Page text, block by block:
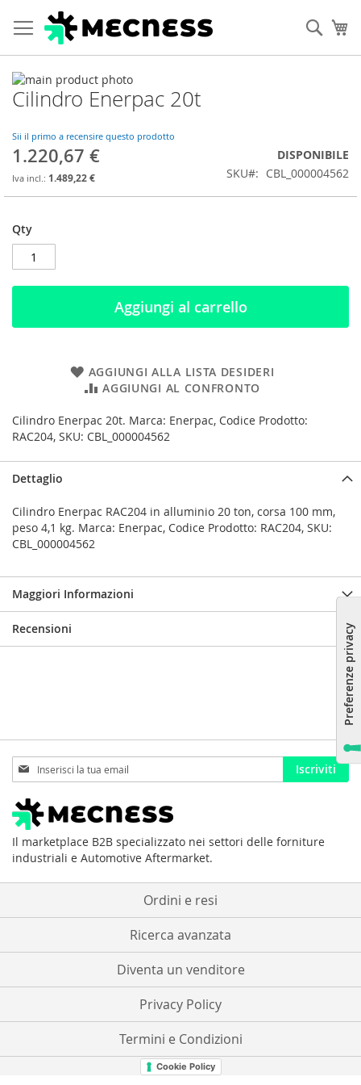
Cerca
Vai
alla
fine
galleria
di
immagini
Vai
all'inizio
galleria
di
immagini
Cilindro Enerpac 20t
Sii il primo a recensire questo prodotto
1.220,67 €
1.489,22 €
DISPONIBILE
SKU
CBL_000004562
Qty
Aggiungi al carrello
AGGIUNGI ALLA LISTA DESIDERI
AGGIUNGI AL CONFRONTO
Cilindro Enerpac 20t. Marca: Enerpac, Codice Prodotto:
RAC204, SKU: CBL_000004562
Dettaglio
Cilindro Enerpac RAC204 in alluminio 20 ton, corsa 100 mm,
peso 4,1 kg. Marca: Enerpac, Codice Prodotto: RAC204, SKU:
CBL_000004562
Maggiori Informazioni
Recensioni
Iscriviti
alla
nostra
Newsletter:
Iscriviti
Il marketplace B2B specializzato nei settori delle forniture
industriali e Automotive Aftermarket.
Ordini e resi
Ricerca avanzata
Diventa un venditore
Privacy Policy
Termini e Condizioni
Cookie Policy